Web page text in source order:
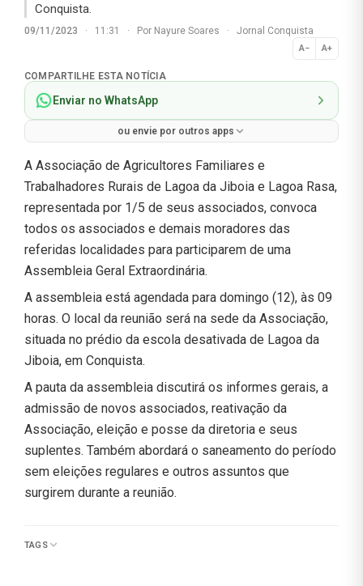
Conquista.
09/11/2023 · 11:31 · Por Nayure Soares · Jornal Conquista
A− A+
Normal
COMPARTILHE ESTA NOTÍCIA
Enviar no WhatsApp
ou envie por outros apps
A Associação de Agricultores Familiares e
Trabalhadores Rurais de Lagoa da Jiboia e Lagoa Rasa,
representada por 1/5 de seus associados, convoca
todos os associados e demais moradores das
referidas localidades para participarem de uma
Assembleia Geral Extraordinária.
A assembleia está agendada para domingo (12), às 09
horas. O local da reunião será na sede da Associação,
situada no prédio da escola desativada de Lagoa da
Jiboia, em Conquista.
A pauta da assembleia discutirá os informes gerais, a
admissão de novos associados, reativação da
Associação, eleição e posse da diretoria e seus
suplentes. Também abordará o saneamento do período
sem eleições regulares e outros assuntos que
surgirem durante a reunião.
TAGS